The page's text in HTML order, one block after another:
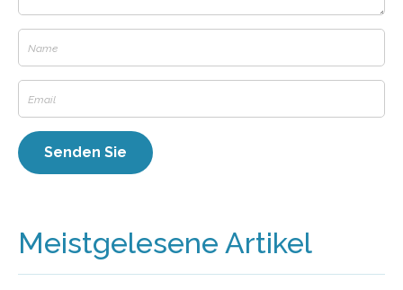
Meistgelesene Artikel